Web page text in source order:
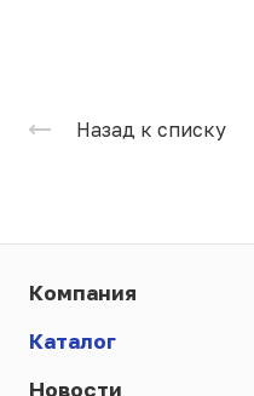
Назад к списку
Компания
Каталог
Новости